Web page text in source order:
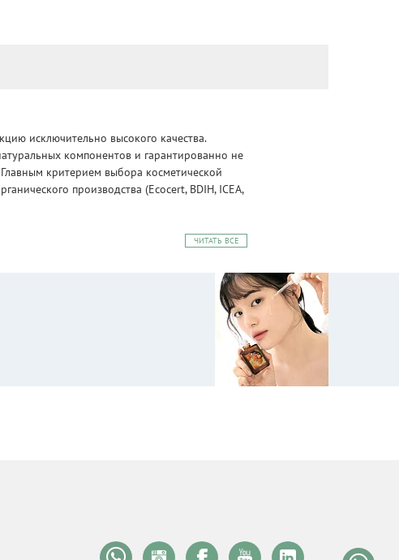
исключительно высокого качества.
компонентов и гарантированно не
критерием выбора косметической
производства (Ecocert, BDIH, ICEA,
ЧИТАТЬ ВСЕ